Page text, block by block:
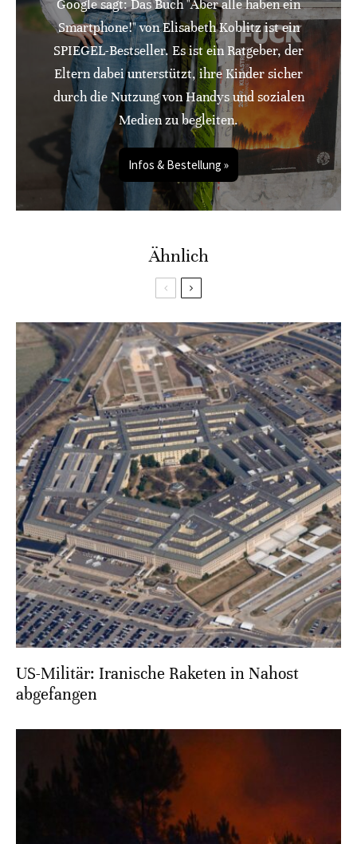
Google sagt: Das Buch "Aber alle haben ein
Smartphone!" von Elisabeth Koblitz ist ein
SPIEGEL-Bestseller. Es ist ein Ratgeber, der
Eltern dabei unterstützt, ihre Kinder sicher
durch die Nutzung von Handys und sozialen
Medien zu begleiten.
Infos & Bestellung »
Ähnlich
US-Militär: Iranische Raketen in Nahost
abgefangen